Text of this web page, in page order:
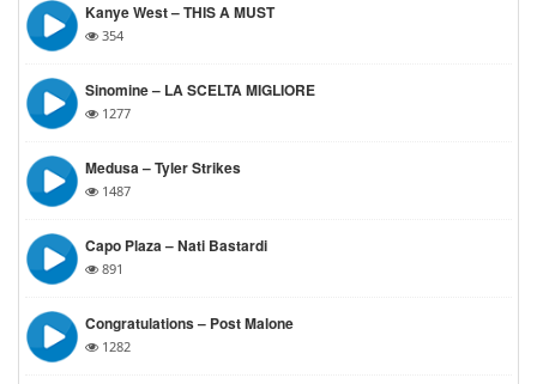
Kanye West – THIS A MUST
354
Sinomine – LA SCELTA MIGLIORE
1277
Medusa – Tyler Strikes
1487
Capo Plaza – Nati Bastardi
891
Congratulations – Post Malone
1282